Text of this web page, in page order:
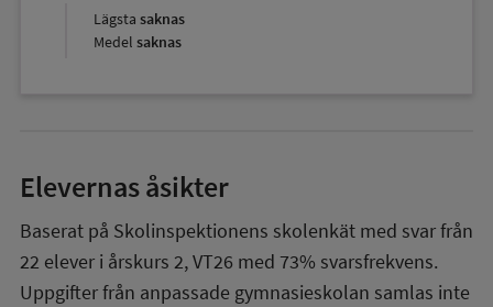
Lägsta saknas
Medel saknas
Elevernas åsikter
Baserat på Skolinspektionens skolenkät med svar från
22 elever i årskurs 2,VT26 med 73% svarsfrekvens.
Uppgifter från anpassade gymnasieskolan samlas inte